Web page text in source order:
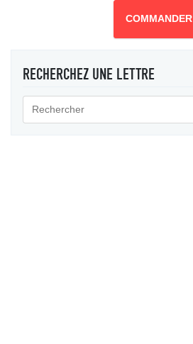
COMMANDER
RECHERCHEZ UNE LETTRE